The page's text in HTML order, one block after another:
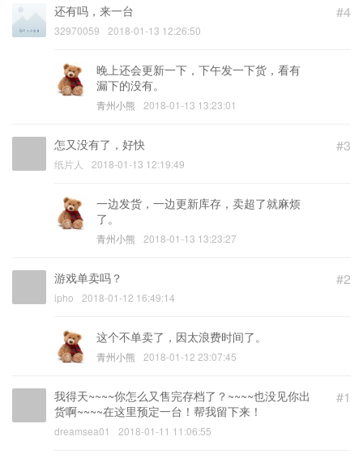
#4
还有吗，来一台
32970059 2018-01-13 12:26:50
晚上还会更新一下，下午发一下货，看有
漏下的没有。
青州小熊 2018-01-13 13:23:01
#3
怎又没有了，好快
纸片人 2018-01-13 12:19:49
一边发货，一边更新库存，卖超了就麻烦
了。
青州小熊 2018-01-13 13:23:27
#2
游戏单卖吗？
ipho 2018-01-12 16:49:14
这个不单卖了，因太浪费时间了。
青州小熊 2018-01-12 23:07:45
#1
我得天~~~~你怎么又售完存档了？~~~~也没见你出
货啊~~~~在这里预定一台！帮我留下来！
dreamsea01 2018-01-11 11:06:55